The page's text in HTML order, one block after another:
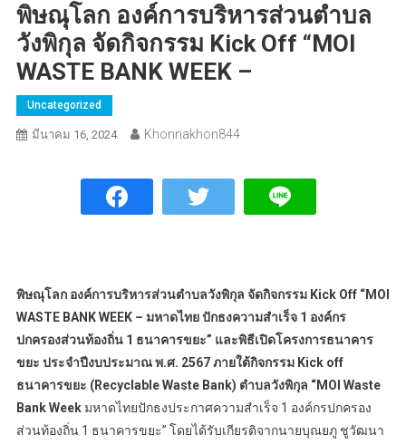
พิษณุโลก องค์การบริหารส่วนตำบล
วังพิกุล จัดกิจกรรม Kick Off “MOI
WASTE BANK WEEK –
Uncategorized
มีนาคม 16, 2024 Khonnakhon844
พิษณุโลก องค์การบริหารส่วนตำบลวังพิกุล จัดกิจกรรม Kick Off “MOI
WASTE BANK WEEK – มหาดไทย ปักธงความสำเร็จ 1 องค์กร
ปกครองส่วนท้องถิ่น 1 ธนาคารขยะ” และพิธีเปิดโครงการธนาคาร
ขยะ ประจำปีงบประมาณ พ.ศ. 2567 ภายใต้กิจกรรม Kick off
ธนาคารขยะ (Recyclable Waste Bank) ตำบลวังพิกุล “MOI Waste
Bank Weekมหาดไทยปักธงประกาศความสำเร็จ 1 องค์กรปกครอง
ส่วนท้องถิ่น 1 ธนาคารขยะ” โดยได้รับเกียรติจากนายบุณยภู ชูวัฒนา